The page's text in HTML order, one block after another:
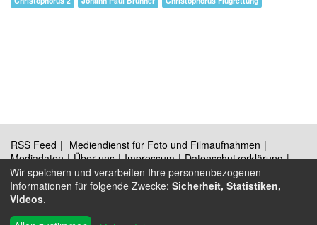
RSS Feed
Mediendienst für Foto und Filmaufnahmen
Mediadaten
Über uns Impressum
Datenschutzerklärung
Kontakt
Wir speichern und verarbeiten Ihre personenbezogenen
Informationen für folgende Zwecke: Sicherheit, Statistiken,
Videos.